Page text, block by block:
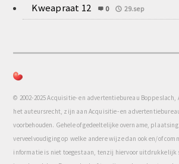
Kweapraat 12 0 29.sep
© 2002-2025 Acquisitie- en advertentiebureau
het auteursrecht, zijn aan Acquisitie- en
voorbehouden. Gehele of gedeeltelijke overname, plaatsing
verveelvoudiging op welke andere wijze dan ook en/of
informatie is niet toegestaan, tenzij hiervoor